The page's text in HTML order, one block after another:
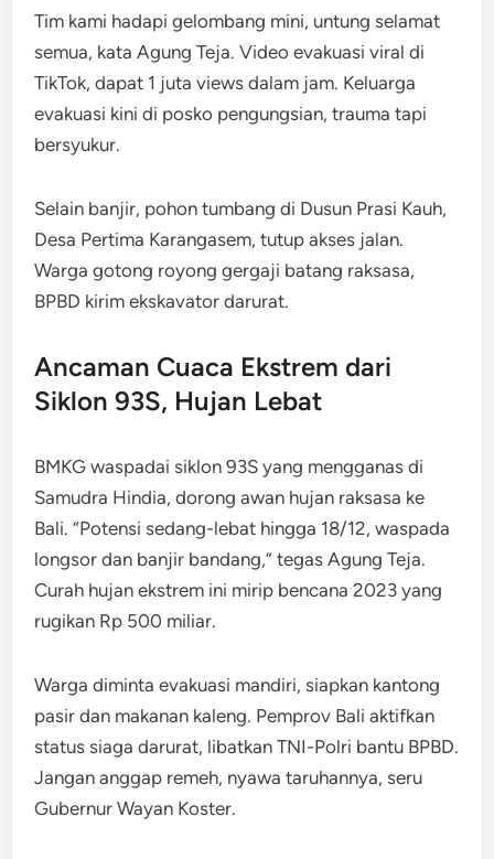
Tim kami hadapi gelombang mini, untung selamat
semua, kata Agung Teja. Video evakuasi viral di
TikTok, dapat 1 juta views dalam jam. Keluarga
evakuasi kini di posko pengungsian, trauma tapi
bersyukur.
Selain banjir, pohon tumbang di Dusun Prasi Kauh,
Desa Pertima Karangasem, tutup akses jalan.
Warga gotong royong gergaji batang raksasa,
BPBD kirim ekskavator darurat.
Ancaman Cuaca Ekstrem dari
Siklon 93S, Hujan Lebat
BMKG waspadai siklon 93S yang mengganas di
Samudra Hindia, dorong awan hujan raksasa ke
Bali. “Potensi sedang-lebat hingga 18/12, waspada
longsor dan banjir bandang,” tegas Agung Teja.
Curah hujan ekstrem ini mirip bencana 2023 yang
rugikan Rp 500 miliar.
Warga diminta evakuasi mandiri, siapkan kantong
pasir dan makanan kaleng. Pemprov Bali aktifkan
status siaga darurat, libatkan TNI-Polri bantu BPBD.
Jangan anggap remeh, nyawa taruhannya, seru
Gubernur Wayan Koster.